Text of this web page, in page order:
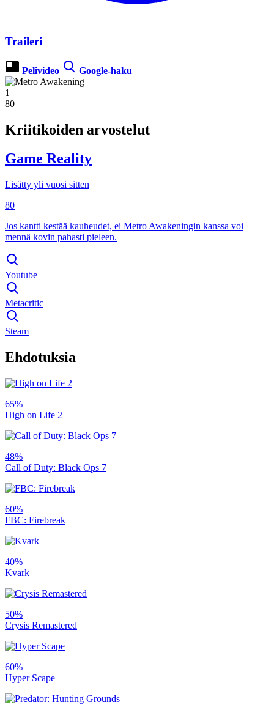
Traileri
Pelivideo Google-haku
1
80
Kriitikoiden arvostelut
Game Reality
Lisätty yli vuosi sitten
80
Jos kantti kestää kauheudet, ei Metro Awakeningin kanssa voi
mennä kovin pahasti pieleen.
Youtube
Metacritic
Steam
Ehdotuksia
65%
High on Life 2
48%
Call of Duty: Black Ops 7
60%
FBC: Firebreak
40%
Kvark
50%
Crysis Remastered
60%
Hyper Scape